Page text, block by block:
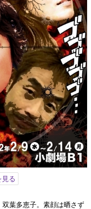
る
葉多恵子。素顔は晒さず